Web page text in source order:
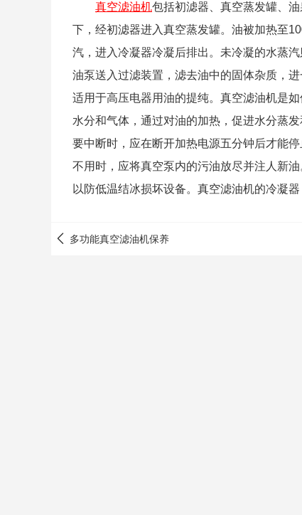
真空滤油机包括初滤器、真空蒸发罐、
下，经初滤器进入真空蒸发罐。油被加热至
汽，进入冷凝器冷凝后排出。未冷凝的水蒸
油泵送入过滤装置，滤去油中的固体杂质，
适用于高压电器用油的提纯。真空滤油机是
水分和气体，通过对油的加热，促进水分蒸
要中断时，应在断开加热电源五分钟后才能
不用时，应将真空泵内的污油放尽并注人新
以防低温结冰损坏设备。真空滤油机的冷凝
多功能真空滤油机保养